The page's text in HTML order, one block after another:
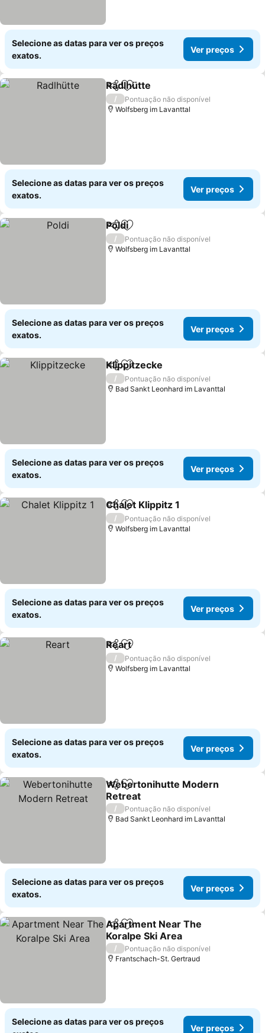
Selecione as datas para ver os preços
exatos.
Ver preços
PartilharAdicionar aos favoritos
Radlhütte
/
Pontuação não disponível
Wolfsberg im Lavanttal
Selecione as datas para ver os preços
exatos.
Ver preços
PartilharAdicionar aos favoritos
Poldi
/
Pontuação não disponível
Wolfsberg im Lavanttal
Selecione as datas para ver os preços
exatos.
Ver preços
PartilharAdicionar aos favoritos
Klippitzecke
/
Pontuação não disponível
Bad Sankt Leonhard im Lavanttal
Selecione as datas para ver os preços
exatos.
Ver preços
PartilharAdicionar aos favoritos
Chalet Klippitz 1
/
Pontuação não disponível
Wolfsberg im Lavanttal
Selecione as datas para ver os preços
exatos.
Ver preços
PartilharAdicionar aos favoritos
Reart
/
Pontuação não disponível
Wolfsberg im Lavanttal
Selecione as datas para ver os preços
exatos.
Ver preços
PartilharAdicionar aos favoritos
Webertonihutte Modern
Retreat
Ver preços
/
Pontuação não disponível
Bad Sankt Leonhard im Lavanttal
Selecione as datas para ver os preços
exatos.
Ver preços
PartilharAdicionar aos favoritos
Apartment Near The
Koralpe Ski Area
Ver preços
/
Pontuação não disponível
Frantschach-St. Gertraud
Selecione as datas para ver os preços
Ver preços